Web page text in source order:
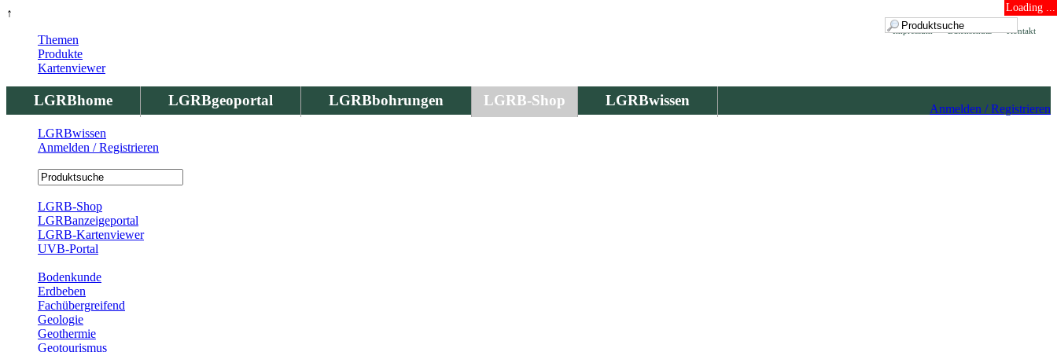
↑ Loading ...
Kontakt
Datenschutz
Impressum
LGRBhome LGRBgeoportal LGRBbohrungen LGRB-Shop LGRBwissen
Anmelden / Registrieren
Themen
Produkte
Kartenviewer
LGRBwissen
Anmelden / Registrieren
LGRB-Shop
LGRBanzeigeportal
LGRB-Kartenviewer
UVB-Portal
Bodenkunde
Erdbeben
Fachübergreifend
Geologie
Geothermie
Geotourismus